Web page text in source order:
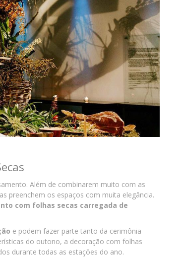
Além de combinarem muito com as
preenchem os espaços com muita elegância.
com folhas secas carregada de
e podem fazer parte tanto da cerimônia
do outono, a decoração com folhas
durante todas as estações do ano.